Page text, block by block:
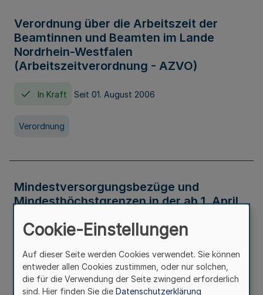
Verordnung über die Arbeitszeit der
Beamtinnen und Beamten im Lande
Nordrhein-Westfalen
(Arbeitszeitverordnung - AZVO)
In Kraft Seit 01. August 2006
Verordnung
Mindestversorgungsbezüge und
Mindesthöchstgrenzen in der ab 1. April
Verwaltungsvorschrift
Cookie-Einstellungen
Auf dieser Seite werden Cookies verwendet. Sie können
entweder allen Cookies zustimmen, oder nur solchen,
die für die Verwendung der Seite zwingend erforderlich
sind. Hier finden Sie die Datenschutzerklärung